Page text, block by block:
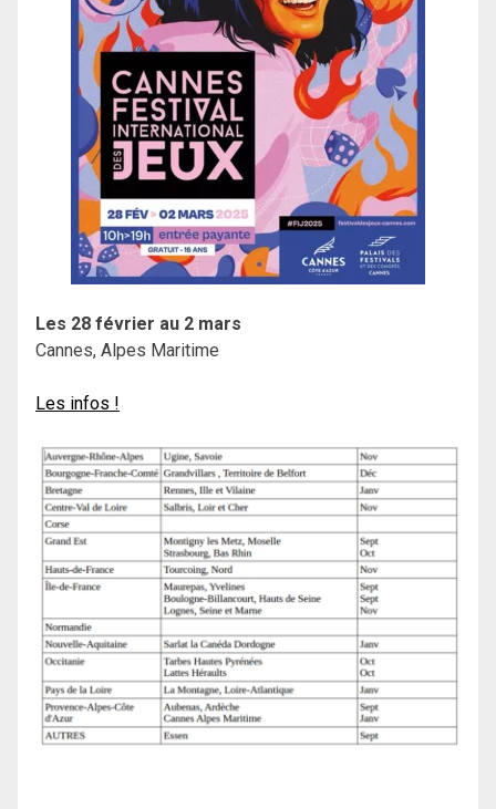
Les 28 février au 2 mars
Cannes, Alpes Maritime
Les infos !